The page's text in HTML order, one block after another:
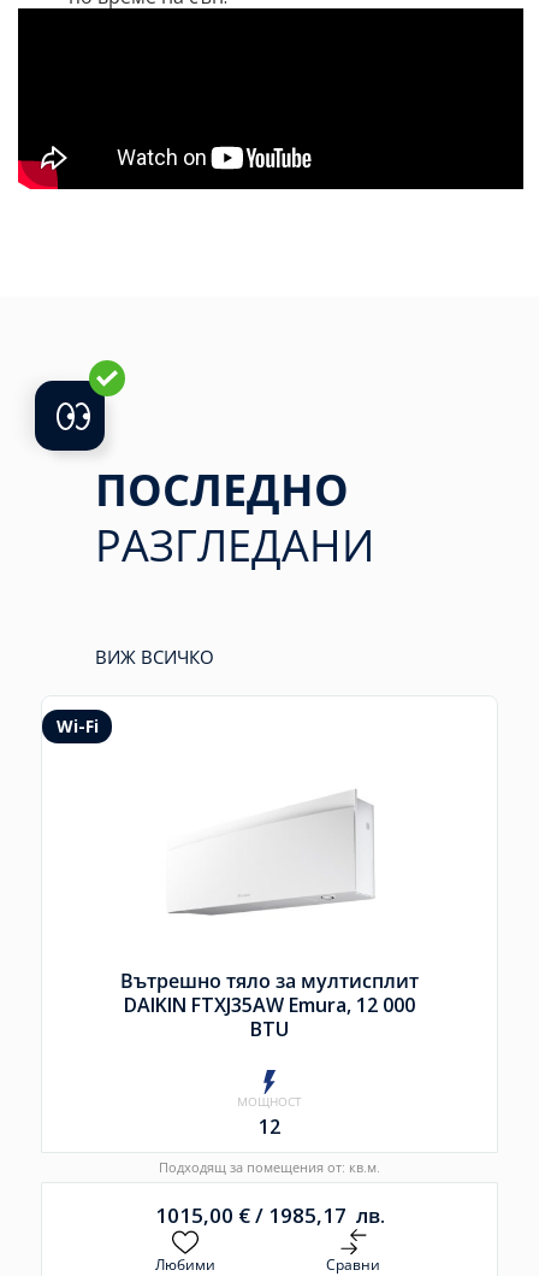
ПОСЛЕДНО
РАЗГЛЕДАНИ
ВИЖ ВСИЧКО
Wi-Fi
Вътрешно тяло за мултисплит
DAIKIN FTXJ35AW Emura, 12 000
BTU
МОЩНОСТ
12
Подходящ за помещения от: кв.м.
1015,00 €/ 1985,17 лв.
Любими
Сравни